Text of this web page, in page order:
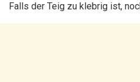
Falls der Teig zu klebrig ist,